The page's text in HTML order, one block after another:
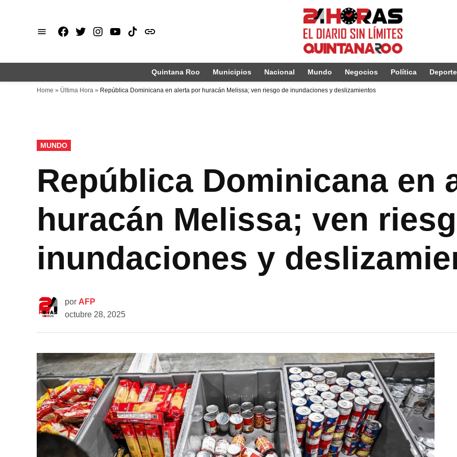
Facebook
X Instagram
Youtube
TikTok
issuu
Quintana Roo Municipios Nacional Mundo Negocios Política
Home » Última Hora » República Dominicana en alerta por huracán Melissa; ven riesgo de inundaciones y deslizamientos
PUBLICADO
EN
MUNDO
República Dominicana en
huracán Melissa; ven
inundaciones y
por AFP
octubre 28, 2025